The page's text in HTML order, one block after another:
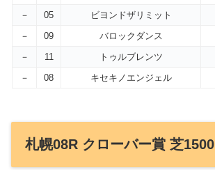
－
05 ビヨンドザリミット
－
09 バロックダンス
－
11 トゥルブレンツ
－
08 キセキノエンジェル
札幌08R クローバー賞 芝1500